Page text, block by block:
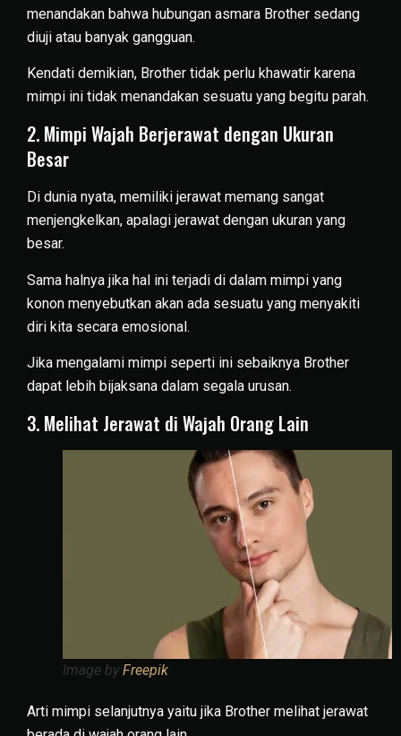
menandakan bahwa hubungan asmara Brother sedang
diuji atau banyak gangguan.
Kendati demikian, Brother tidak perlu khawatir karena
mimpi ini tidak menandakan sesuatu yang begitu parah.
2. Mimpi Wajah Berjerawat dengan Ukuran
Besar
Di dunia nyata, memiliki jerawat memang sangat
menjengkelkan, apalagi jerawat dengan ukuran yang
besar.
Sama halnya jika hal ini terjadi di dalam mimpi yang
konon menyebutkan akan ada sesuatu yang menyakiti
diri kita secara emosional.
Jika mengalami mimpi seperti ini sebaiknya Brother
dapat lebih bijaksana dalam segala urusan.
3. Melihat Jerawat di Wajah Orang Lain
Image byFreepik
Arti mimpi selanjutnya yaitu jika Brother melihat jerawat